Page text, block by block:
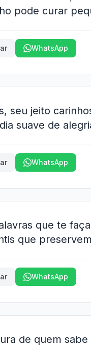
pode curar
WhatsApp
seu jeito
suave de
WhatsApp
que te
que
WhatsApp
de quem